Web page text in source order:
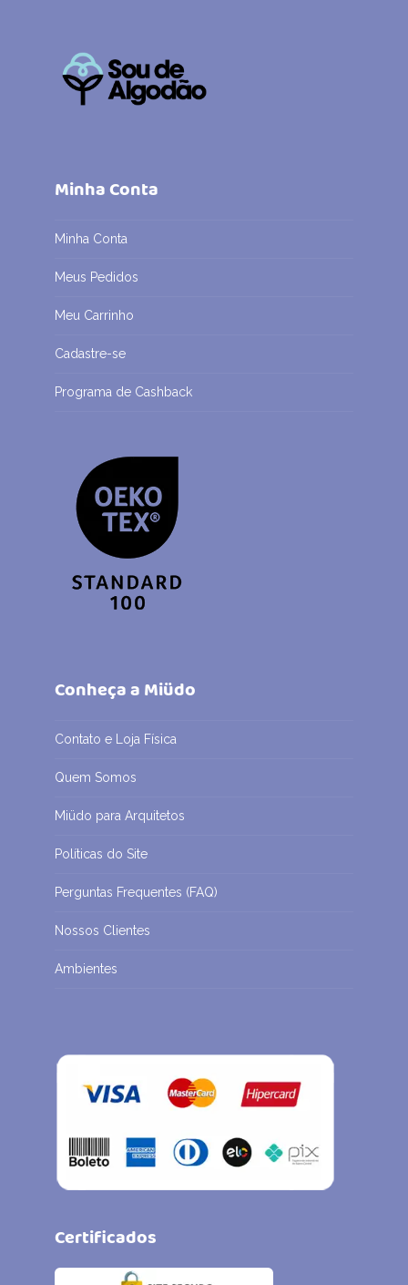
Minha Conta
Minha Conta
Meus Pedidos
Meu Carrinho
Cadastre-se
Programa de Cashback
Conheça a Miüdo
Contato e Loja Física
Quem Somos
Miüdo para Arquitetos
Políticas do Site
Perguntas Frequentes (FAQ)
Nossos Clientes
Ambientes
Certificados